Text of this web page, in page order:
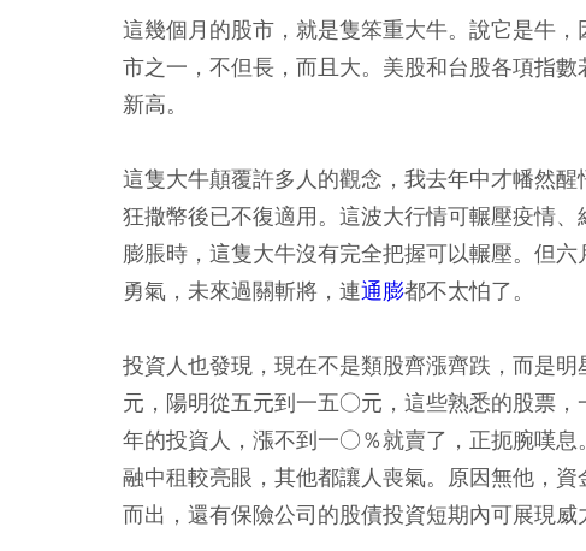
這幾個月的股市，就是隻笨重大牛。說它是牛
市之一，不但長，而且大。美股和台股各項指
新高。
這隻大牛顛覆許多人的觀念，我去年中才幡然
狂撒幣後已不復適用。這波大行情可輾壓疫情
膨脹時，這隻大牛沒有完全把握可以輾壓。但
勇氣，未來過關斬將，連通膨都不太怕了。
投資人也發現，現在不是類股齊漲齊跌，而是
元，陽明從五元到一五○元，這些熟悉的股票
年的投資人，漲不到一○％就賣了，正扼腕嘆
融中租較亮眼，其他都讓人喪氣。原因無他，
而出，還有保險公司的股債投資短期內可展現威